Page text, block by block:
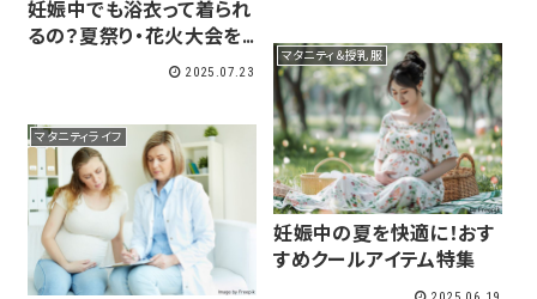
妊娠中でも浴衣って着られ
るの？夏祭り・花火大会を
2025.07.23
マタニティ＆授乳服
妊娠中の夏を快適に！おす
すめクールアイテム特集
マタニティライフ